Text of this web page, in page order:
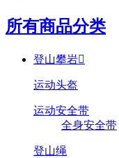
所有商品分类
登山攀岩
运动头盔
运动安全带
全身安全带
登山绳